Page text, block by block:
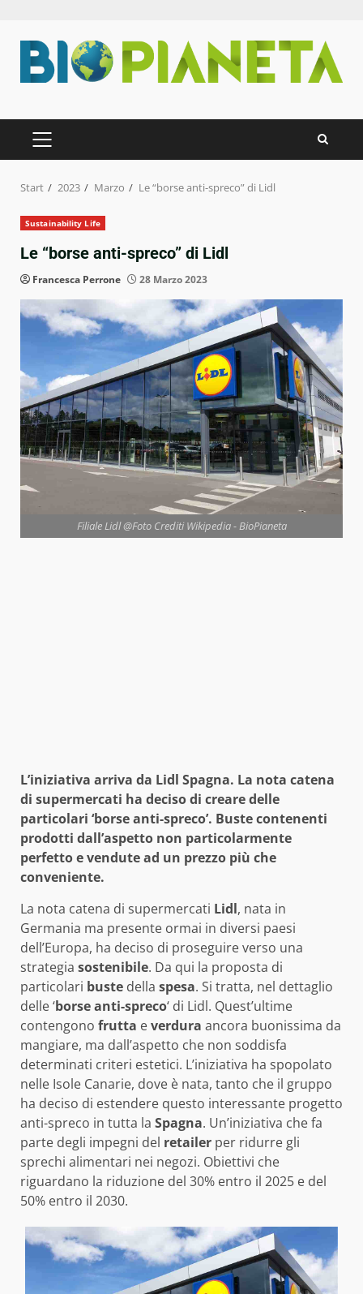
Inhalt
springen
PRIMÄRES
MENÜ
Start 2023 Marzo Le “borse anti-spreco” di Lidl
Sustainability Life
Le “borse anti-spreco” di Lidl
Francesca Perrone 28 Marzo 2023
Filiale Lidl @Foto Crediti Wikipedia - BioPianeta
L’iniziativa arriva da Lidl Spagna. La nota catena
di supermercati ha deciso di creare delle
particolari ‘borse anti-spreco’. Buste contenenti
prodotti dall’aspetto non particolarmente
perfetto e vendute ad un prezzo più che
conveniente.
La nota catena di supermercati Lidl, nata in
Germania ma presente ormai in diversi paesi
dell’Europa, ha deciso di proseguire verso una
strategia sostenibile. Da qui la proposta di
particolari buste della spesa. Si tratta, nel dettaglio
delle ‘borse anti-spreco‘ di Lidl. Quest’ultime
contengono frutta everdura ancora buonissima da
mangiare, ma dall’aspetto che non soddisfa
determinati criteri estetici. L’iniziativa ha spopolato
nelle Isole Canarie, dove è nata, tanto che il gruppo
ha deciso di estendere questo interessante progetto
anti-spreco in tutta la Spagna. Un’iniziativa che fa
parte degli impegni del retailer per ridurre gli
sprechi alimentari nei negozi. Obiettivi che
riguardano la riduzione del 30% entro il 2025 e del
50% entro il 2030.